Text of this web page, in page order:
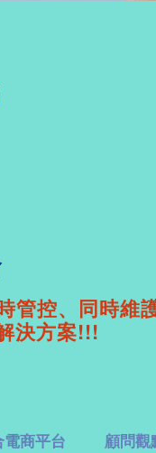
管控、同時維
決方案!!!
電商平台 顧問觀